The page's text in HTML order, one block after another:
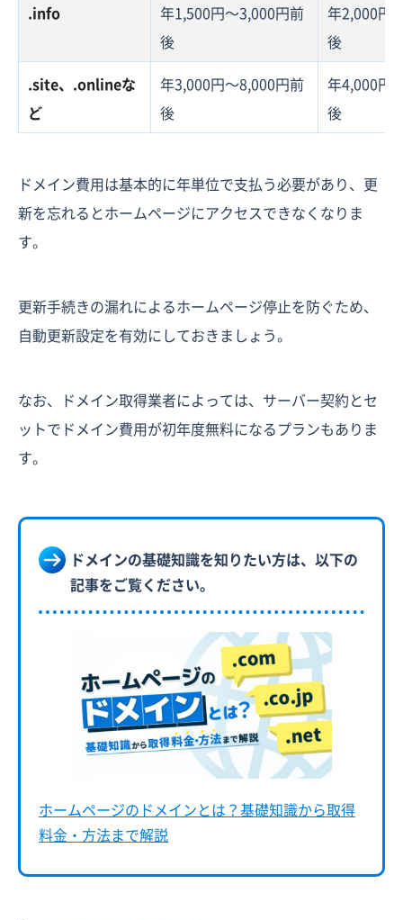
.info
年1,500円〜3,000円前
後
年2,000円
後
.site、.onlineな
ど
年3,000円〜8,000円前
後
年4,000円
後
ドメイン費用は基本的に年単位で支払う必要があり、更
新を忘れるとホームページにアクセスできなくなりま
す。
更新手続きの漏れによるホームページ停止を防ぐため、
自動更新設定を有効にしておきましょう。
なお、ドメイン取得業者によっては、サーバー契約とセ
ットでドメイン費用が初年度無料になるプランもありま
す。
ドメインの基礎知識を知りたい方は、以下の
記事をご覧ください。
ホームページのドメインとは？基礎知識から取得
料金・方法まで解説